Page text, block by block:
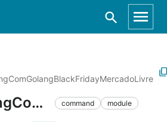
WebScrappingComGolangBlackFridayMercadoLivre command module